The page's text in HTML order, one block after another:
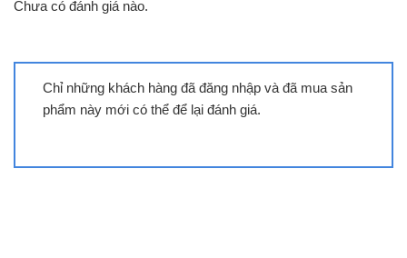
Bình nóng lạnh Ferroli VERDI TE
Chưa có đánh giá nào.
Chỉ những khách hàng đã đăng nhập và đã mua sản
phẩm này mới có thể để lại đánh giá.